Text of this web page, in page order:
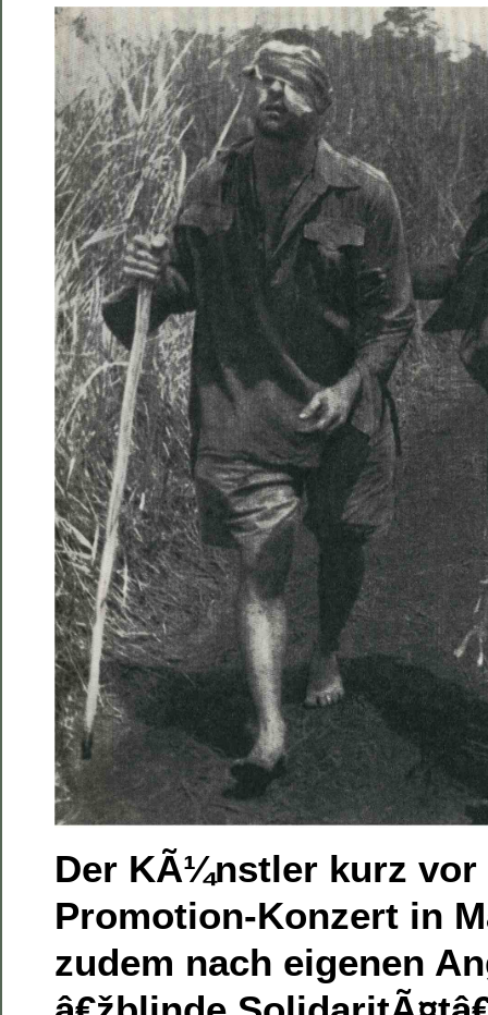
Der KÃ¼nstler kurz vor
Promotion-Konzert in
zudem nach eigenen